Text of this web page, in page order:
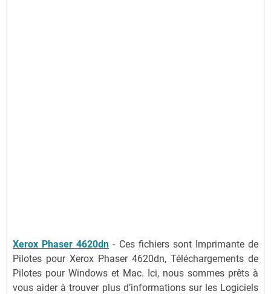
Xerox Phaser 4620dn - Ces fichiers sont Imprimante de
Pilotes pour Xerox Phaser 4620dn, Téléchargements de
Pilotes pour Windows et Mac. Ici, nous sommes prêts à
vous aider à trouver plus d’informations sur les Logiciels